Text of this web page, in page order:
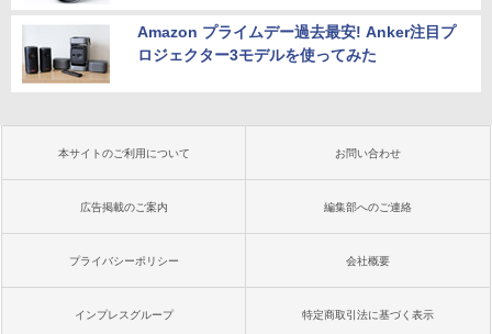
Amazon プライムデー過去最安! Anker注目プ
ロジェクター3モデルを使ってみた
本サイトのご利用について お問い合わせ
広告掲載のご案内 編集部へのご連絡
プライバシーポリシー 会社概要
インプレスグループ 特定商取引法に基づく表示